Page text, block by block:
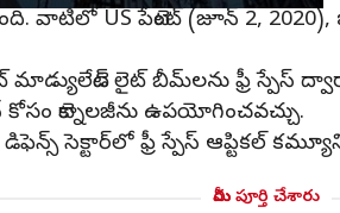
వాటిలో US పేటెంట్ (జూన్ 2,
మాడ్యులేటెడ్ లైట్ బీమ్‌లను ఫ్రీ స్పేస్
టెక్నాలజీను ఉపయోగించవచ్చు.
సెక్టార్‌లో ఫ్రీ స్పేస్ ఆప్టికల్
మీరు పూర్తి చేశారు